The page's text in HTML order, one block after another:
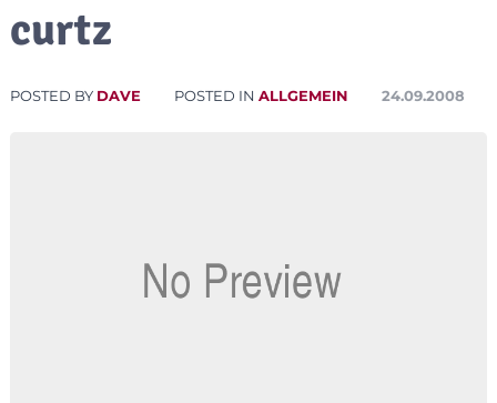
curtz
POSTED BY DAVE POSTED IN ALLGEMEIN 24.09.2008